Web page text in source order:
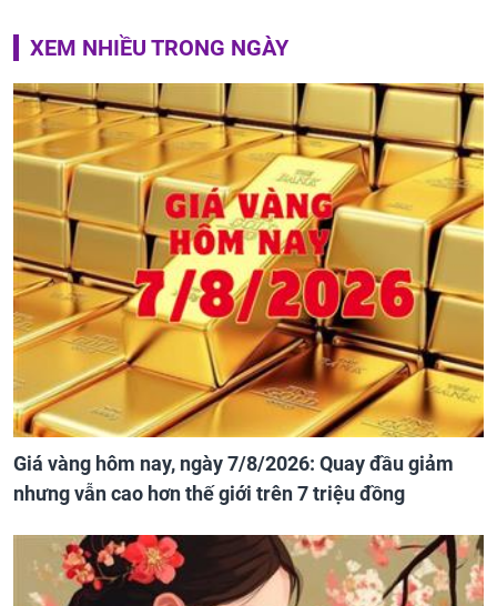
XEM NHIỀU TRONG NGÀY
Giá vàng hôm nay, ngày 7/8/2026: Quay đầu giảm
nhưng vẫn cao hơn thế giới trên 7 triệu đồng